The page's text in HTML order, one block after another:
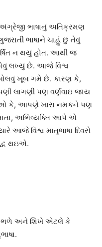
ભાષાનું અતિક્રમણ
ભાષાને ચાહું છું તેવું
ન થયું હોત. આથી જ
લખ્યું છે. આજે વિશ્વ
બોલવું ખૂબ ગમે છે. કારણ કે,
લાગણી પણ વર્ણવાઇ જાય
કે, આપણે ખારા નમકને પણ
અભિવ્યક્તિ આપે એ
આજે વિશ્વ માતૃભાષા દિવસે
થઇએ.
અને શિખે એટલે કે